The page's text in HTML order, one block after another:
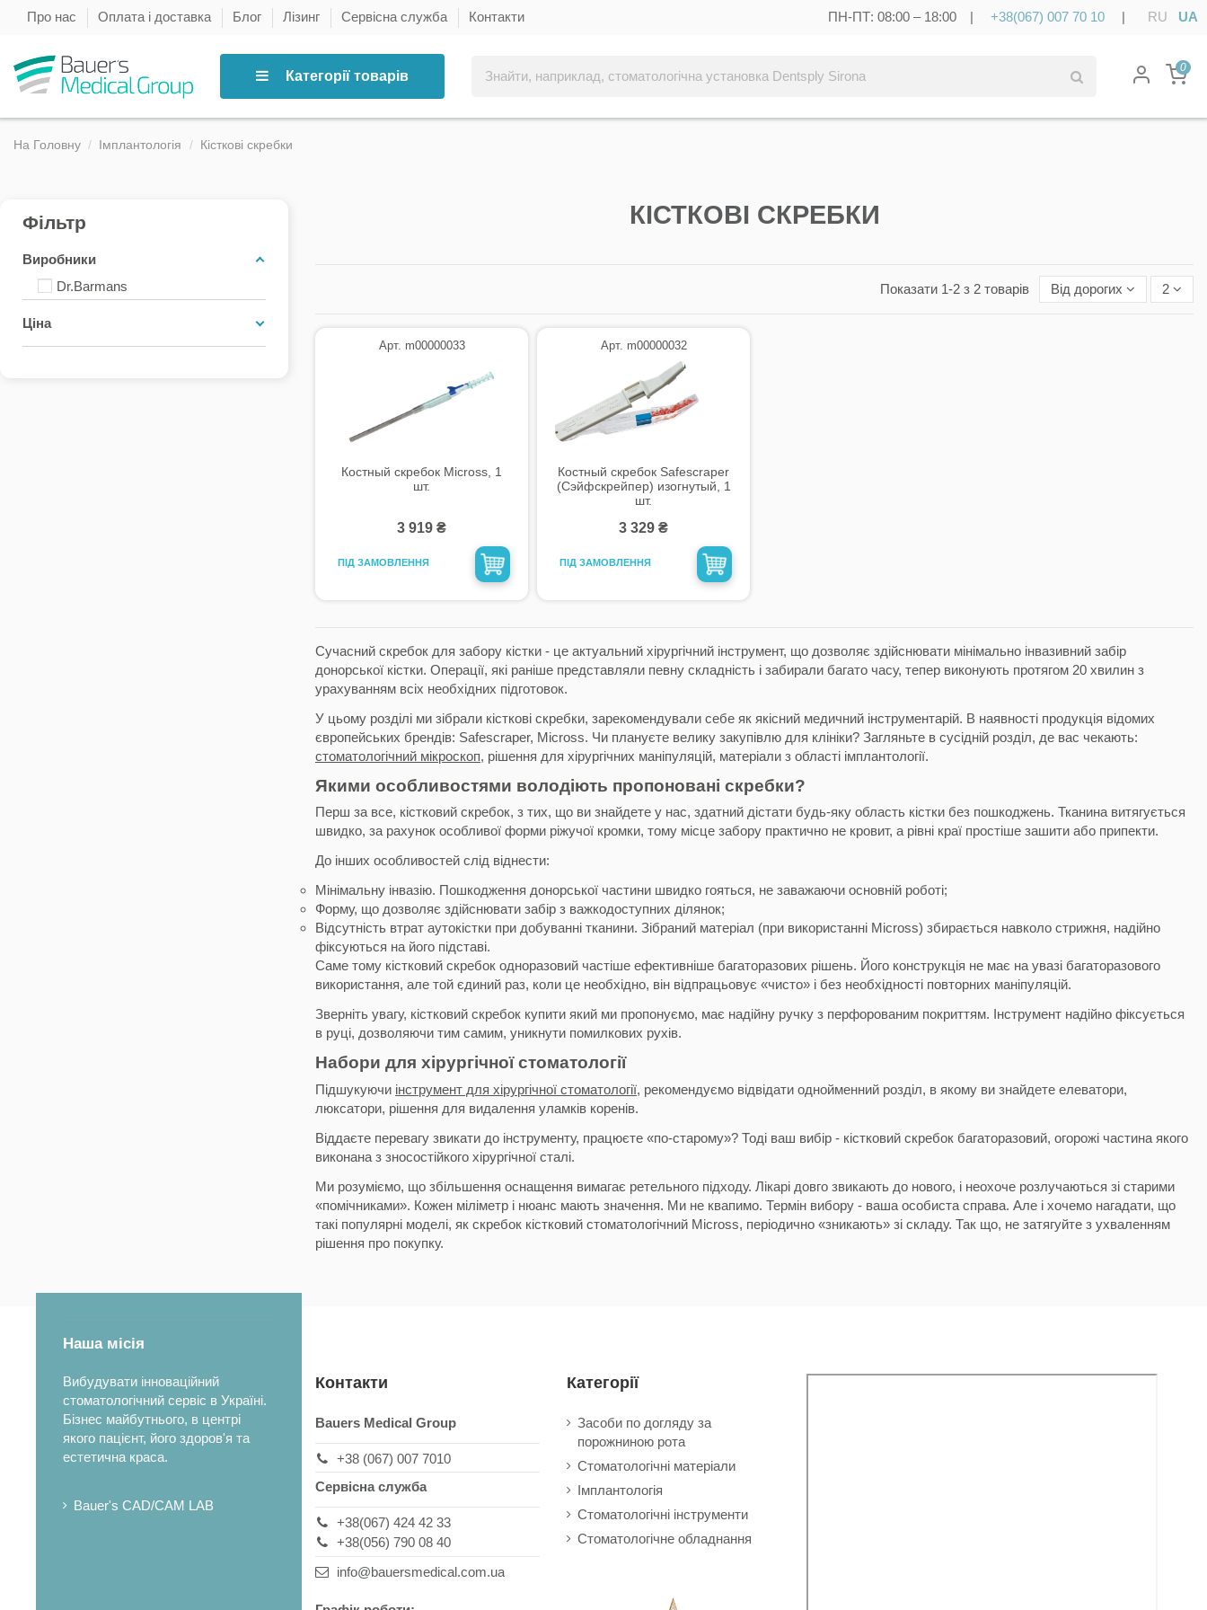
Про нас Оплата і доставка Блог Лізинг Сервісна служба Контакти ПН-ПТ: 08:00 – 18:00 | +38(067) 007 70 10 | RU UA
Категорії товарів
0
На Головну Імплантологія Кісткові скребки
Фільтр
Виробники
Dr.Barmans
Ціна
КІСТКОВІ СКРЕБКИ
Показати 1-2 з 2 товарів Від дорогих 2
Арт. m00000033
Костный скребок Micross, 1
шт.
3 919 ₴
ПІД ЗАМОВЛЕННЯ
Арт. m00000032
Костный скребок Safescraper
(Сэйфскрейпер) изогнутый, 1
шт.
3 329 ₴
ПІД ЗАМОВЛЕННЯ
Сучасний скребок для забору кістки - це актуальний хірургічний інструмент, що дозволяє здійснювати мінімально інвазивний забір
донорської кістки. Операції, які раніше представляли певну складність і забирали багато часу, тепер виконують протягом 20 хвилин з
урахуванням всіх необхідних підготовок.
У цьому розділі ми зібрали кісткові скребки, зарекомендували себе як якісний медичний інструментарій. В наявності продукція відомих
європейських брендів: Safescraper, Micross. Чи плануєте велику закупівлю для клініки? Загляньте в сусідній розділ, де вас чекають:
стоматологічний мікроскоп, рішення для хірургічних маніпуляцій, матеріали з області імплантології.
Якими особливостями володіють пропоновані скребки?
Перш за все, кістковий скребок, з тих, що ви знайдете у нас, здатний дістати будь-яку область кістки без пошкоджень. Тканина витягується
швидко, за рахунок особливої ​​форми ріжучої кромки, тому місце забору практично не кровит, а рівні краї простіше зашити або припекти.
До інших особливостей слід віднести:
Мінімальну інвазію. Пошкодження донорської частини швидко гояться, не заважаючи основній роботі;
Форму, що дозволяє здійснювати забір з важкодоступних ділянок;
Відсутність втрат аутокістки при добуванні тканини. Зібраний матеріал (при використанні Micross) збирається навколо стрижня, надійно
фіксуються на його підставі.
Саме тому кістковий скребок одноразовий частіше ефективніше багаторазових рішень. Його конструкція не має на увазі багаторазового
використання, але той єдиний раз, коли це необхідно, він відпрацьовує «чисто» і без необхідності повторних маніпуляцій.
Зверніть увагу, кістковий скребок купити який ми пропонуємо, має надійну ручку з перфорованим покриттям. Інструмент надійно фіксується
в руці, дозволяючи тим самим, уникнути помилкових рухів.
Набори для хірургічної стоматології
Підшукуючи інструмент для хірургічної стоматології, рекомендуємо відвідати однойменний розділ, в якому ви знайдете елеватори,
люксатори, рішення для видалення уламків коренів.
Віддаєте перевагу звикати до інструменту, працюєте «по-старому»? Тоді ваш вибір - кістковий скребок багаторазовий, огорожі частина якого
виконана з зносостійкого хірургічної сталі.
Ми розуміємо, що збільшення оснащення вимагає ретельного підходу. Лікарі довго звикають до нового, і неохоче розлучаються зі старими
«помічниками». Кожен міліметр і нюанс мають значення. Ми не квапимо. Термін вибору - ваша особиста справа. Але і хочемо нагадати, що
такі популярні моделі, як скребок кістковий стоматологічний Micross, періодично «зникають» зі складу. Так що, не затягуйте з ухваленням
рішення про покупку.
Наша місія
Вибудувати інноваційний
стоматологічний сервіс в Україні.
Бізнес майбутнього, в центрі
якого пацієнт, його здоров'я та
естетична краса.
Bauer's CAD/CAM LAB
Контакти
Bauers Medical Group
+38 (067) 007 7010
Сервісна служба
+38(067) 424 42 33
+38(056) 790 08 40
info@bauersmedical.com.ua
Категорії
Засоби по догляду за
порожниною рота
Стоматологічні матеріали
Імплантологія
Стоматологічні інструменти
Стоматологічне обладнання